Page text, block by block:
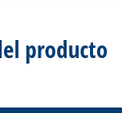
producto